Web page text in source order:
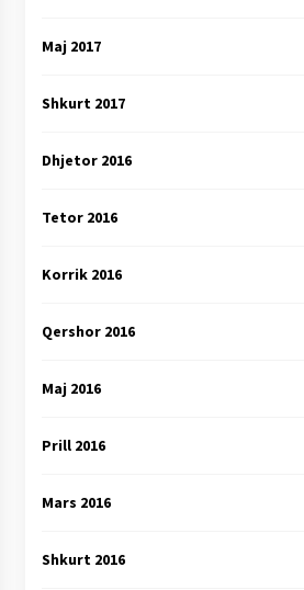
Maj 2017
Shkurt 2017
Dhjetor 2016
Tetor 2016
Korrik 2016
Qershor 2016
Maj 2016
Prill 2016
Mars 2016
Shkurt 2016